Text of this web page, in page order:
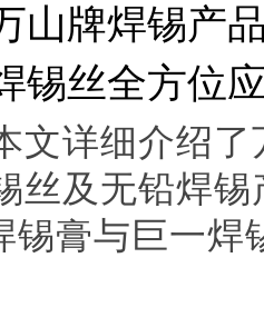
山牌焊锡产
锡丝全方位
文详细介绍
丝及无铅焊
锡膏与巨一焊